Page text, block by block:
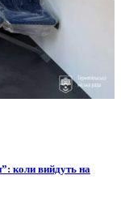
коли вийдуть на